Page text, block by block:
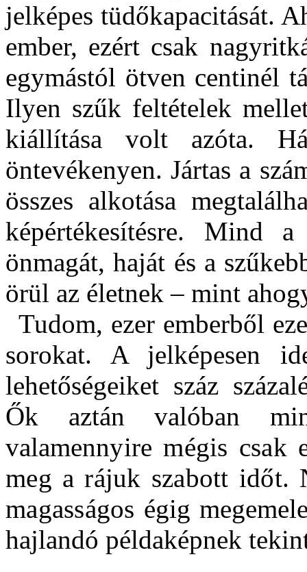
jelképes tüdőkapacitását.
ember, ezért csak
egymástól ötven centinél
Ilyen szűk feltételek
kiállítása volt azóta.
öntevékenyen. Jártas a
összes alkotása
képértékesítésre. Mind
önmagát, haját és a
örül az életnek – mint
Tudom, ezer emberből
sorokat. A jelképesen
lehetőségeiket száz
Ők aztán valóban
valamennyire mégis csak
meg a rájuk szabott időt.
magasságos égig
hajlandó példaképnek